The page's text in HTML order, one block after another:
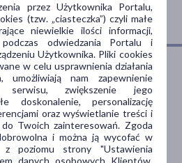
leczenia
przez Użytkownika Portalu,
(tzw. „ciasteczka”) czyli małe
niewielkie ilości informacji,
odwiedzania Portalu i
Użytkownika. Pliki cookies
w celu usprawnienia działania
umożliwiają nam zapewnienie
serwisu, zwiększenie jego
doskonalenie, personalizację
oraz wyświetlanie treści i
Twoich zainteresowań. Zgoda
i można ją wycofać w
z poziomu strony "Ustawienia
danych osobowych Klientów,